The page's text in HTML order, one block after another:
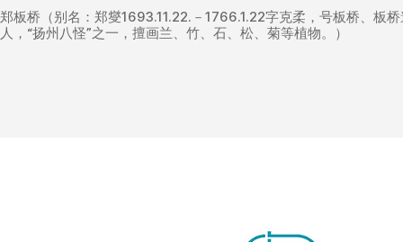
郑板桥（别名：郑燮1693.11.22.－1766.1.22字克柔，号板桥、板
人，“扬州八怪”之一，擅画兰、竹、石、松、菊等植物。）